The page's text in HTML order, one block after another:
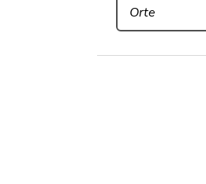
Orte